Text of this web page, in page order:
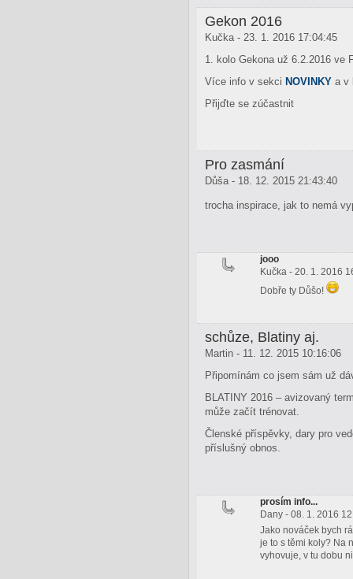
Gekon 2016
Kučka - 23. 1. 2016 17:04:45
1. kolo Gekona už 6.2.2016 ve
Více info v sekci NOVINKY a v
Přijďte se zúčastnit
Pro zasmání
Důša - 18. 12. 2015 21:43:40
trocha inspirace, jak to nemá
jooo
Kučka - 20. 1. 2016
Dobře ty Důšo!
schůze, Blatiny aj.
Martin - 11. 12. 2015 10:16:06
Připomínám co jsem sám už
BLATINY 2016 – avizovaný
může začít trénovat.
Členské příspěvky, dary pro
příslušný obnos.
prosím info...
Dany - 08. 1. 2016
Jako nováček bych
je to s těmi koly? Na
vyhovuje, v tu dobu